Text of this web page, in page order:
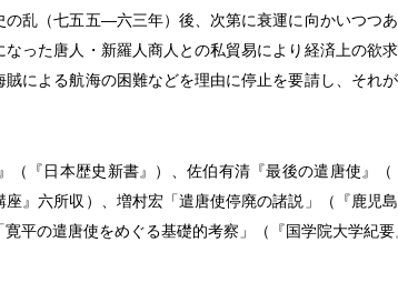
乱（七五五―六三年）後、次第に衰運に向かいつつ
った唐人・新羅人商人との私貿易により経済上の欲
による航海の困難などを理由に停止を要請し、それ
（『日本歴史新書』）、佐伯有清『最後の遣唐使』
』六所収）、増村宏「遣唐使停廃の諸説」（『鹿児
平の遣唐使をめぐる基礎的考察」（『国学院大学紀要